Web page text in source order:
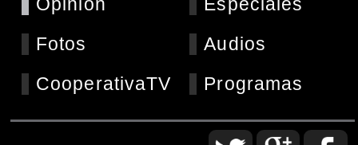
Fotos
Audios
CooperativaTV
Programas